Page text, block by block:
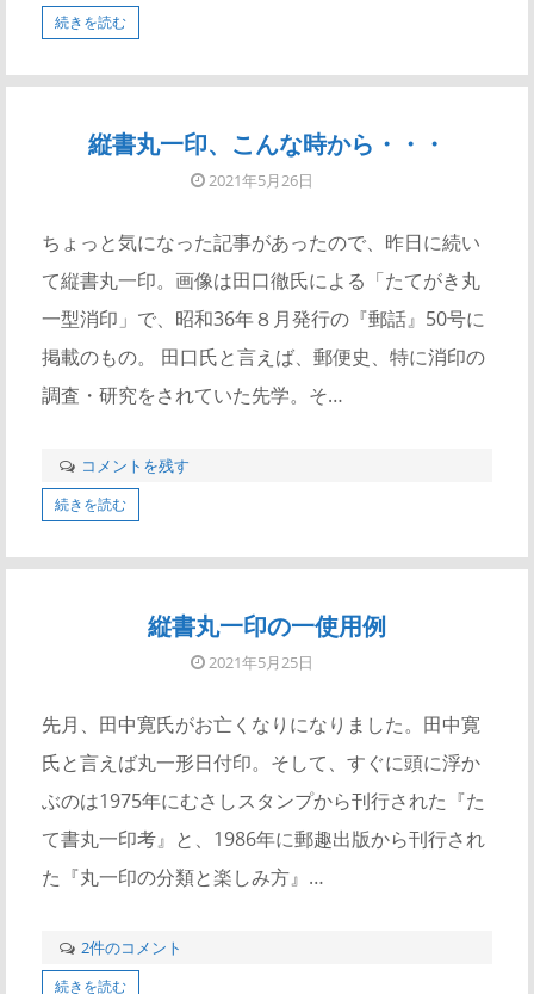
続きを読む
縦書丸一印、こんな時から・・・
2021年5月26日
ちょっと気になった記事があったので、昨日に続い
て縦書丸一印。画像は田口徹氏による「たてがき丸
一型消印」で、昭和36年８月発行の『郵話』50号に
掲載のもの。 田口氏と言えば、郵便史、特に消印の
調査・研究をされていた先学。そ…
コメントを残す
続きを読む
縦書丸一印の一使用例
2021年5月25日
先月、田中寛氏がお亡くなりになりました。田中寛
氏と言えば丸一形日付印。そして、すぐに頭に浮か
ぶのは1975年にむさしスタンプから刊行された『た
て書丸一印考』と、1986年に郵趣出版から刊行され
た『丸一印の分類と楽しみ方』…
2件のコメント
続きを読む